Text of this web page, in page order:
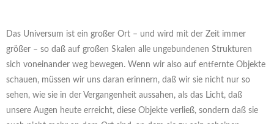
Das Universum ist ein großer Ort – und wird mit der Zeit immer
größer – so daß auf großen Skalen alle ungebundenen Strukturen
sich voneinander weg bewegen. Wenn wir also auf entfernte Objekte
schauen, müssen wir uns daran erinnern, daß wir sie nicht nur so
sehen, wie sie in der Vergangenheit aussahen, als das Licht, daß
unsere Augen heute erreicht, diese Objekte verließ, sondern daß sie